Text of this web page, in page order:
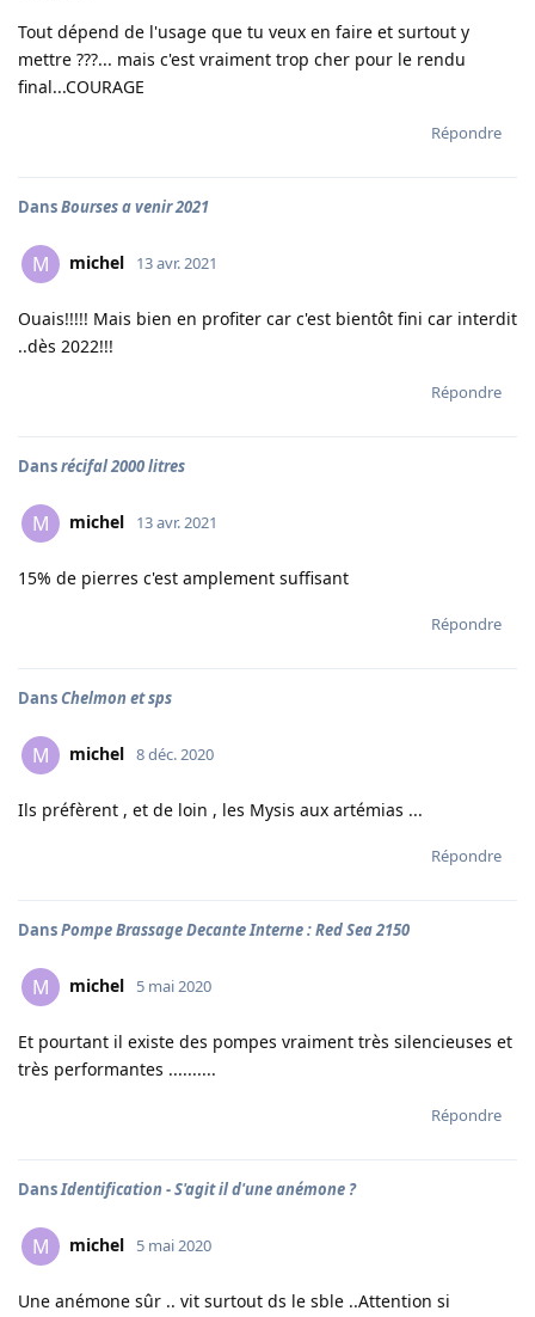
Tout dépend de l'usage que tu veux en faire et surtout y
mettre ???... mais c'est vraiment trop cher pour le rendu
final...COURAGE
Répondre
DansBourses a venir 2021
M michel 13 avr. 2021
Ouais!!!!! Mais bien en profiter car c'est bientôt fini car interdit
..dès 2022!!!
Répondre
Dansrécifal 2000 litres
M michel 13 avr. 2021
15% de pierres c'est amplement suffisant
Répondre
DansChelmon et sps
M michel 8 déc. 2020
Ils préfèrent , et de loin , les Mysis aux artémias ...
Répondre
DansPompe Brassage Decante Interne : Red Sea 2150
M michel 5 mai 2020
Et pourtant il existe des pompes vraiment très silencieuses et
très performantes ..........
Répondre
DansIdentification - S'agit il d'une anémone ?
M michel 5 mai 2020
Une anémone sûr .. vit surtout ds le sble ..Attention si